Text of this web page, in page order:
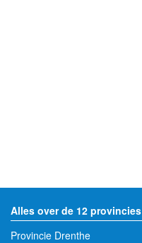
Alles over de 12 provincies
Provincie Drenthe